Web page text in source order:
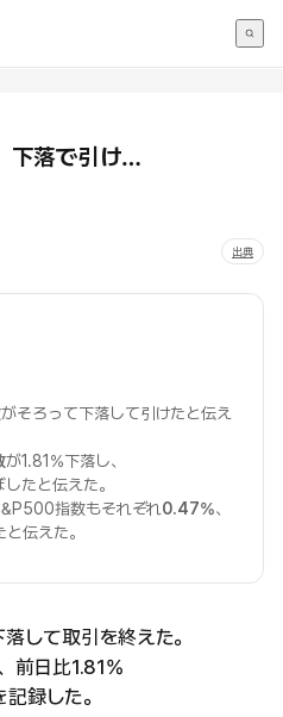
下落で引け…
出典
がそろって下落して引けたと伝え
が1.81%下落し、
たと伝えた。
指数もそれぞれ 0.47%、
伝えた。
して取引を終えた。
前日比1.81%
録した。